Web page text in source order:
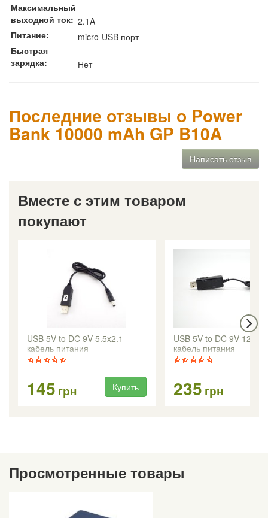
Максимальный
выходной ток: 2.1A
Питание:
micro-USB порт
Быстрая
зарядка:
Нет
Последние отзывы о Power
Bank 10000 mAh GP B10A
Написать отзыв
Вместе с этим товаром
покупают
USB 5V to DC 9V 5.5x2.1
кабель питания
145 грн Купить
USB 5V to DC 9V 12V
кабель питания
235 грн
Просмотренные товары